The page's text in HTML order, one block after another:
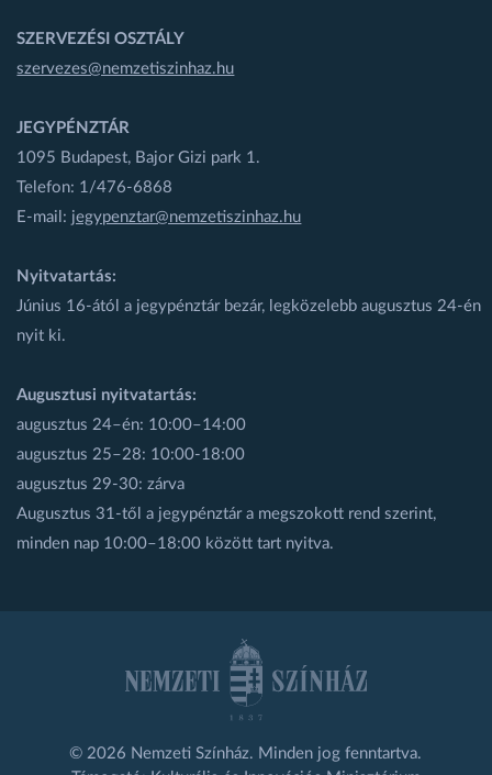
SZERVEZÉSI OSZTÁLY
szervezes@nemzetiszinhaz.hu
JEGYPÉNZTÁR
1095 Budapest, Bajor Gizi park 1.
Telefon: 1/476-6868
E-mail: jegypenztar@nemzetiszinhaz.hu
Nyitvatartás:
Június 16-ától a jegypénztár bezár, legközelebb augusztus 24-én
nyit ki.
Augusztusi nyitvatartás:
augusztus 24–én: 10:00–14:00
augusztus 25–28: 10:00-18:00
augusztus 29-30: zárva
Augusztus 31-től a jegypénztár a megszokott rend szerint,
minden nap 10:00–18:00 között tart nyitva.
© 2026 Nemzeti Színház. Minden jog fenntartva.